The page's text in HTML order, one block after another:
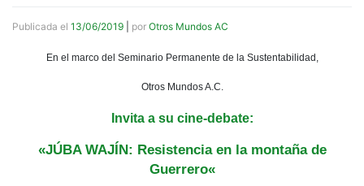
Publicada el 13/06/2019 por Otros Mundos AC
En el marco del Seminario Permanente de la Sustentabilidad,
Otros Mundos A.C.
Invita a su cine-debate:
«JÚBA WAJÍN: Resistencia en la montaña de
Guerrero«